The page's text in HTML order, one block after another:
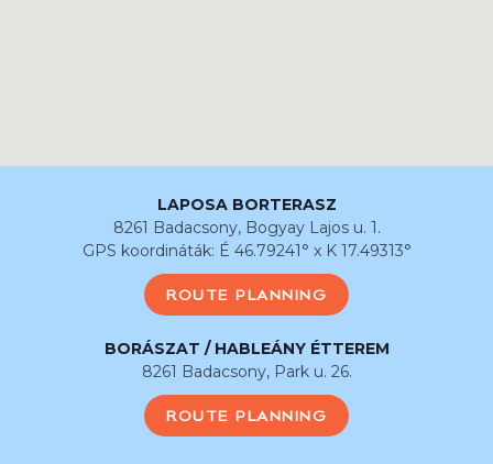
LAPOSA BORTERASZ
8261 Badacsony, Bogyay Lajos u. 1.
GPS koordináták: É 46.79241° x K 17.49313°
ROUTE PLANNING
BORÁSZAT / HABLEÁNY ÉTTEREM
8261 Badacsony, Park u. 26.
ROUTE PLANNING